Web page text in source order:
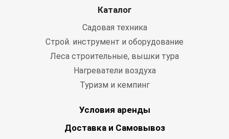
Каталог
Садовая техника
Строй. инструмент и оборудование
Леса строительные, вышки тура
Нагреватели воздуха
Туризм и кемпинг
Условия аренды
Доставка и Самовывоз